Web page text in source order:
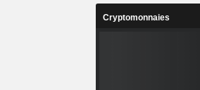
Cryptomonnaies